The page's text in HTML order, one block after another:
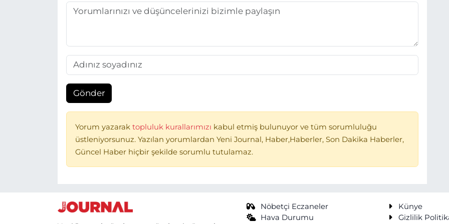
Gönder
Yorum yazarak topluluk kurallarımızı kabul etmiş bulunuyor ve tüm sorumluluğu
üstleniyorsunuz. Yazılan yorumlardan Yeni Journal, Haber,Haberler, Son Dakika Haberler,
Güncel Haber hiçbir şekilde sorumlu tutulamaz.
Nöbetçi Eczaneler
Hava Durumu
Künye
Gizlilik